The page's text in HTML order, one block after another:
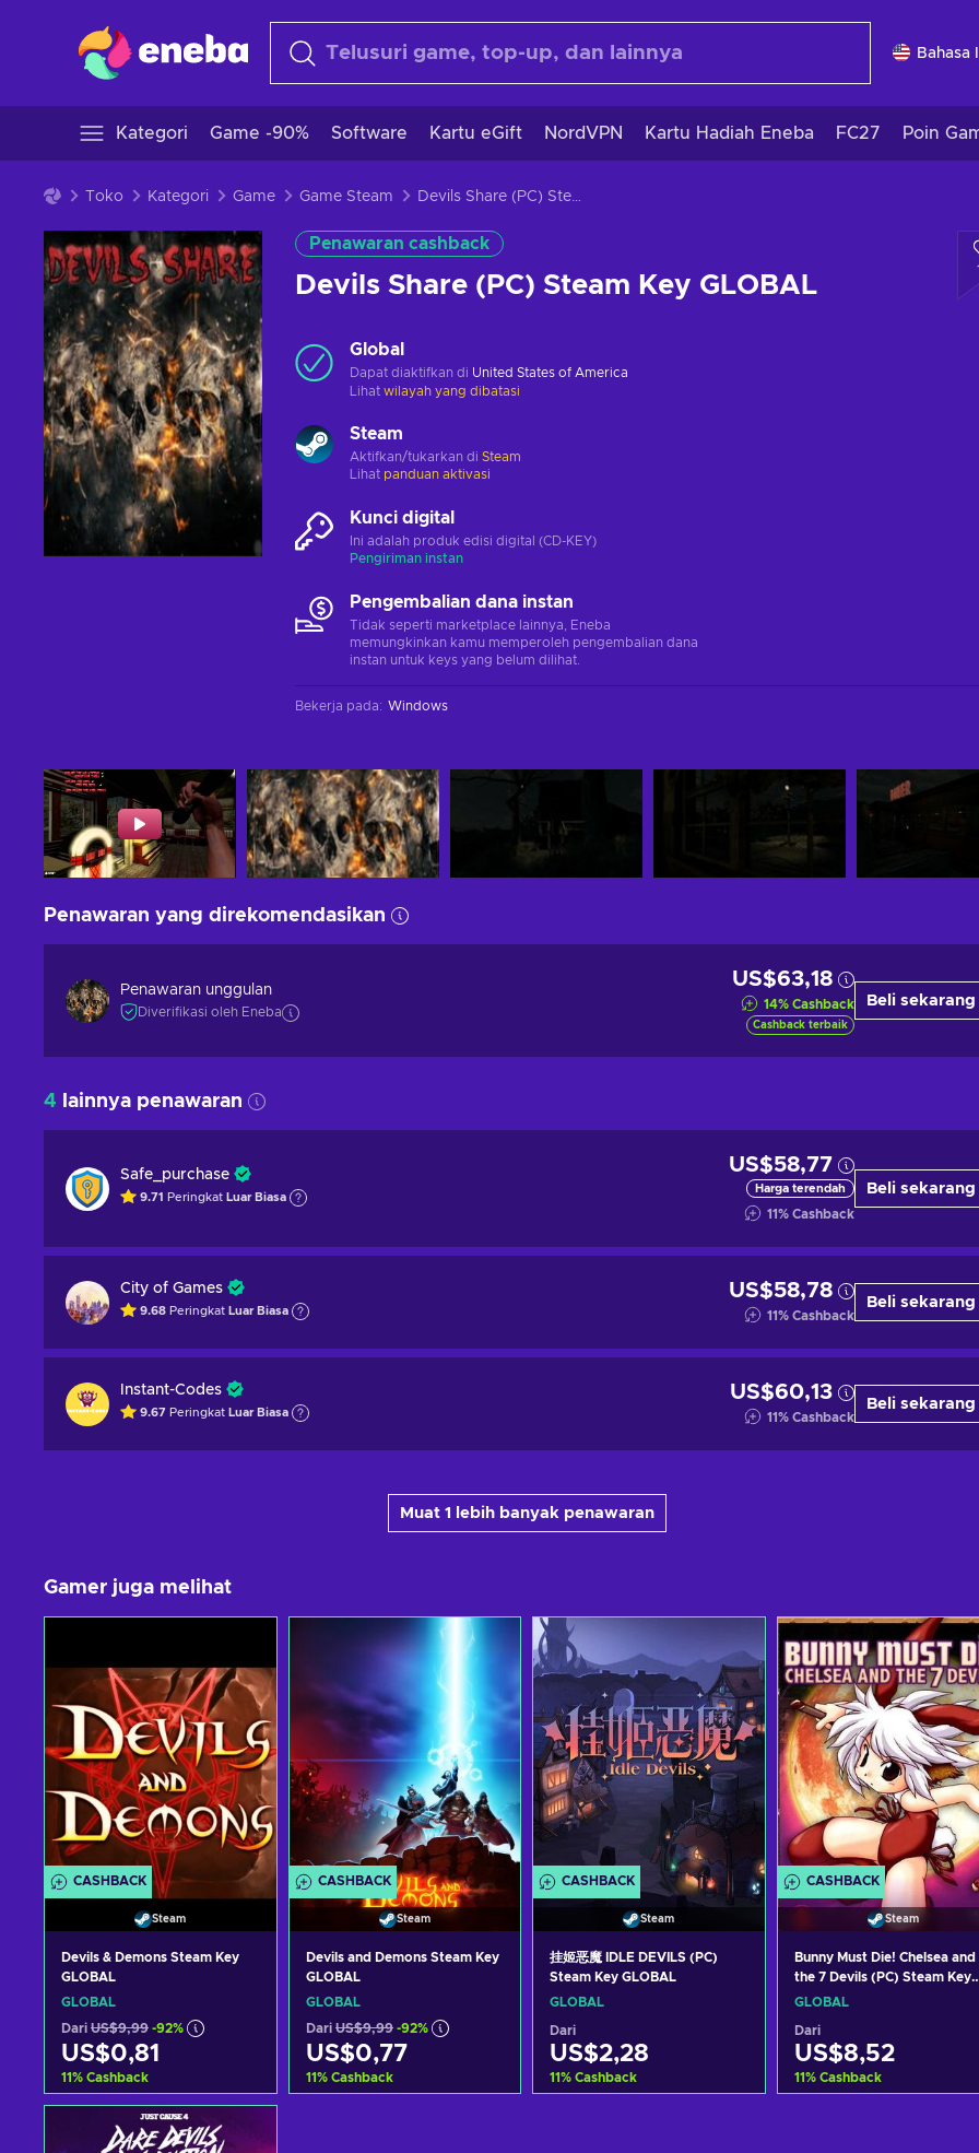
Bahasa
Kategori Game -90% Software Kartu eGift NordVPN Kartu Hadiah Eneba FC27 Poin
Toko Kategori Game Game Steam Devils Share (PC) Steam Key GLOBAL
Penawaran cashback
Devils Share (PC) Steam Key GLOBAL
Global
Dapat diaktifkan di United States of America
Lihat wilayah yang dibatasi
Steam
Aktifkan/tukarkan di Steam
Lihat panduan aktivasi
Kunci digital
Ini adalah produk edisi digital (CD-KEY)
Pengiriman instan
Pengembalian dana instan
Tidak seperti marketplace lainnya, Eneba
memungkinkan kamu memperoleh pengembalian dana
instan untuk keys yang belum dilihat.
Bekerja pada: Windows
Penawaran yang direkomendasikan
Penawaran unggulan
Diverifikasi oleh Eneba
US$63,18
14% Cashback
Cashback terbaik
Beli sekarang
4 lainnya penawaran
Safe_purchase
9.71 Peringkat Luar Biasa
US$58,77
Harga terendah
11% Cashback
Beli sekarang
City of Games
9.68 Peringkat Luar Biasa
US$58,78
11% Cashback
Beli sekarang
Instant-Codes
9.67 Peringkat Luar Biasa
US$60,13
11% Cashback
Beli sekarang
Muat 1 lebih banyak penawaran
Gamer juga melihat
CASHBACK
Steam
Devils & Demons Steam Key
GLOBAL
GLOBAL
Dari US$9,99 -92%
US$0,81
11% Cashback
Tambah ke keranjang
CASHBACK
Steam
Devils and Demons Steam Key
GLOBAL
GLOBAL
Dari US$9,99 -92%
US$0,77
11% Cashback
CASHBACK
Steam
挂姬恶魔 IDLE DEVILS (PC)
Steam Key GLOBAL
GLOBAL
Dari
US$2,28
11% Cashback
CASHBACK
Steam
Bunny Must Die! Chelsea and
the 7 Devils (PC) Steam Key
GLOBAL
GLOBAL
Dari
US$8,52
11% Cashback